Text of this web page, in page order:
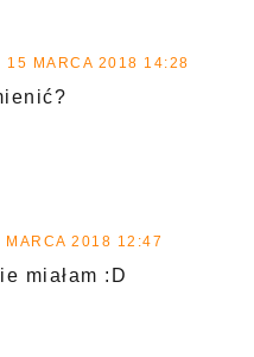
15 MARCA 2018 14:28
MARCA 2018 12:47
miałam :D